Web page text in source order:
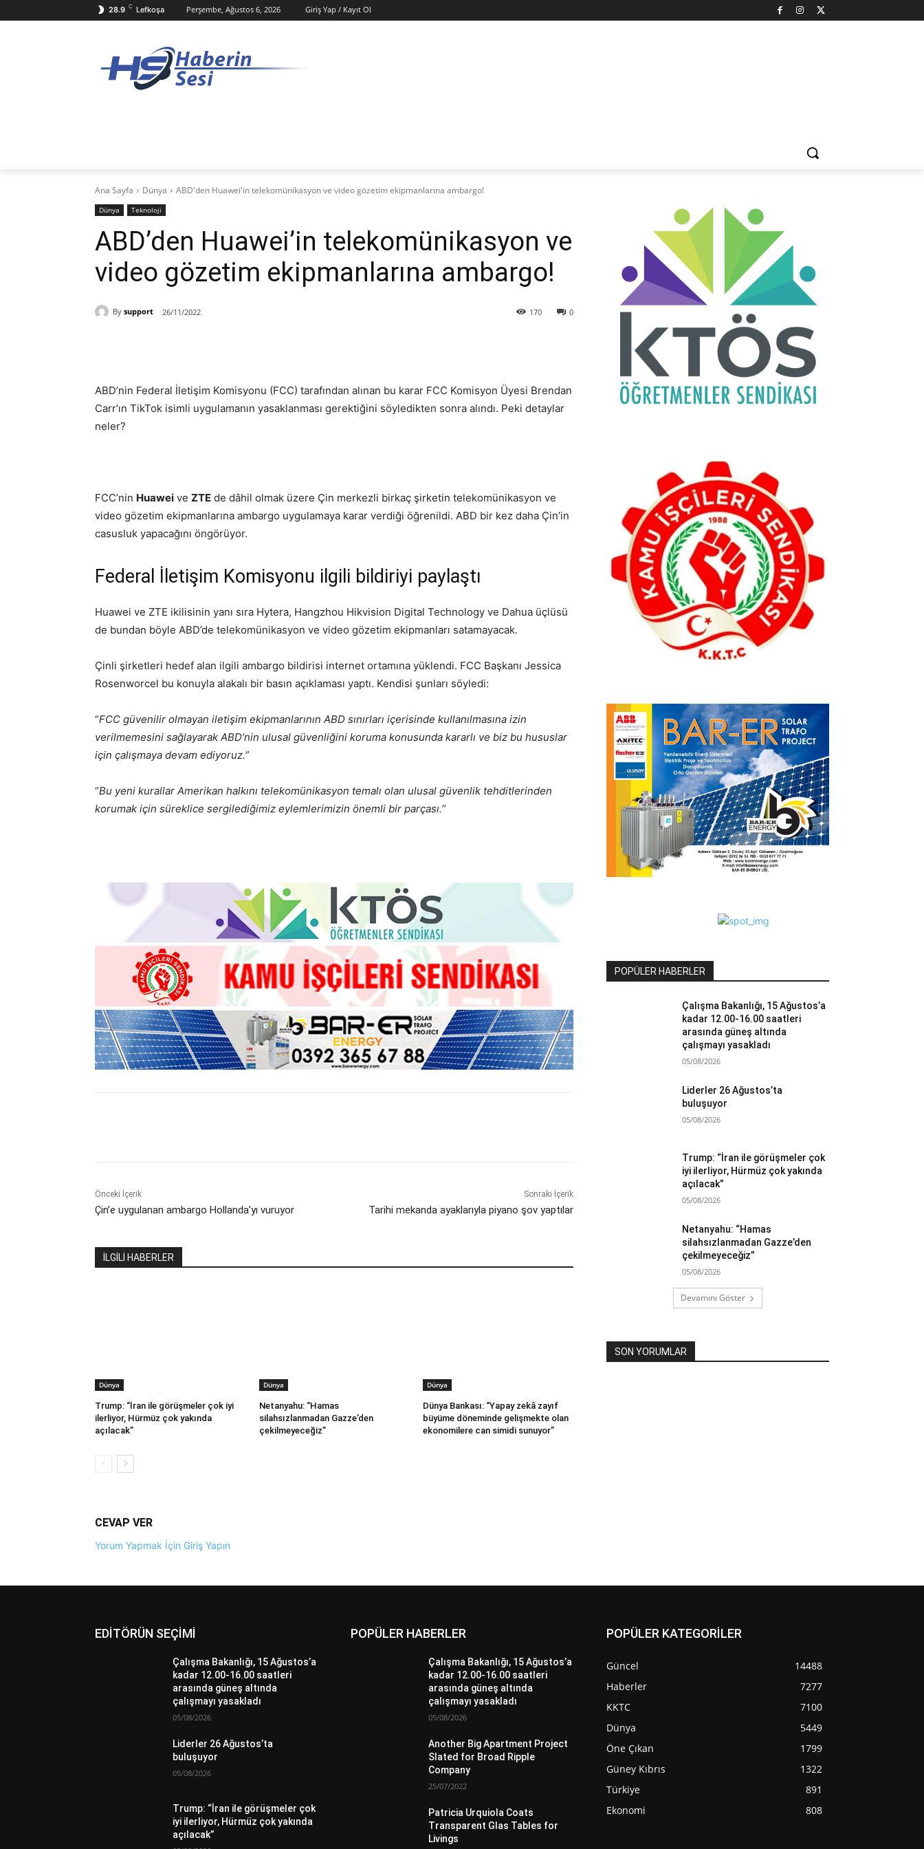
28.9 C Lefkoşa Perşembe, Ağustos 6, 2026 Giriş Yap / Kayıt Ol
Ana Sayfa Dünya ABD'den Huawei'in telekomünikasyon ve video gözetim ekipmanlarına ambargo!
Dünya Teknoloji
ABD’den Huawei’in telekomünikasyon ve
video gözetim ekipmanlarına ambargo!
By support 26/11/2022 0
170
ABD’nin Federal İletişim Komisyonu (FCC) tarafından alınan bu karar FCC Komisyon Üyesi Brendan
Carr’ın TikTok isimli uygulamanın yasaklanması gerektiğini söyledikten sonra alındı. Peki detaylar
neler?
FCC’nin Huawei ve ZTE de dâhil olmak üzere Çin merkezli birkaç şirketin telekomünikasyon ve
video gözetim ekipmanlarına ambargo uygulamaya karar verdiği öğrenildi. ABD bir kez daha Çin’in
casusluk yapacağını öngörüyor.
Federal İletişim Komisyonu ilgili bildiriyi paylaştı
Huawei ve ZTE ikilisinin yanı sıra Hytera, Hangzhou Hikvision Digital Technology ve Dahua üçlüsü
de bundan böyle ABD’de telekomünikasyon ve video gözetim ekipmanları satamayacak.
Çinli şirketleri hedef alan ilgili ambargo bildirisi internet ortamına yüklendi. FCC Başkanı Jessica
Rosenworcel bu konuyla alakalı bir basın açıklaması yaptı. Kendisi şunları söyledi:
“FCC güvenilir olmayan iletişim ekipmanlarının ABD sınırları içerisinde kullanılmasına izin
verilmemesini sağlayarak ABD’nin ulusal güvenliğini koruma konusunda kararlı ve biz bu hususlar
için çalışmaya devam ediyoruz.”
“Bu yeni kurallar Amerikan halkını telekomünikasyon temalı olan ulusal güvenlik tehditlerinden
korumak için süreklice sergilediğimiz eylemlerimizin önemli bir parçası.”
Önceki İçerik
Çin’e uygulanan ambargo Hollanda’yı vuruyor
Sonraki İçerik
Tarihi mekanda ayaklarıyla piyano şov yaptılar
İLGİLİ HABERLER
Dünya
Trump: “İran ile görüşmeler çok iyi
ilerliyor, Hürmüz çok yakında
açılacak”
Dünya
Netanyahu: “Hamas
silahsızlanmadan Gazze’den
çekilmeyeceğiz”
Dünya
Dünya Bankası: “Yapay zekâ zayıf
büyüme döneminde gelişmekte olan
ekonomilere can simidi sunuyor”
CEVAP VER
Yorum Yapmak İçin Giriş Yapın
POPÜLER HABERLER
Çalışma Bakanlığı, 15 Ağustos’a
kadar 12.00-16.00 saatleri
arasında güneş altında
çalışmayı yasakladı
05/08/2026
Liderler 26 Ağustos’ta
buluşuyor
05/08/2026
Trump: “İran ile görüşmeler çok
iyi ilerliyor, Hürmüz çok yakında
açılacak”
05/08/2026
Netanyahu: “Hamas
silahsızlanmadan Gazze’den
çekilmeyeceğiz”
05/08/2026
Devamını Göster
SON YORUMLAR
EDİTÖRÜN SEÇİMİ
Çalışma Bakanlığı, 15 Ağustos’a
kadar 12.00-16.00 saatleri
arasında güneş altında
çalışmayı yasakladı
05/08/2026
Liderler 26 Ağustos’ta
buluşuyor
05/08/2026
Trump: “İran ile görüşmeler çok
iyi ilerliyor, Hürmüz çok yakında
açılacak”
POPÜLER HABERLER
Çalışma Bakanlığı, 15 Ağustos’a
kadar 12.00-16.00 saatleri
arasında güneş altında
çalışmayı yasakladı
05/08/2026
Another Big Apartment Project
Slated for Broad Ripple
Company
25/07/2022
Patricia Urquiola Coats
Transparent Glas Tables for
Livings
POPÜLER KATEGORİLER
Güncel
14488
Haberler
7277
KKTC
7100
Dünya
5449
Öne Çıkan
1799
Güney Kıbrıs
1322
Türkiye
891
Ekonomi
808